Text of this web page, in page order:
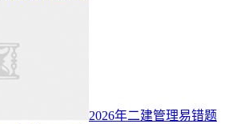
2026年二建管理易错题